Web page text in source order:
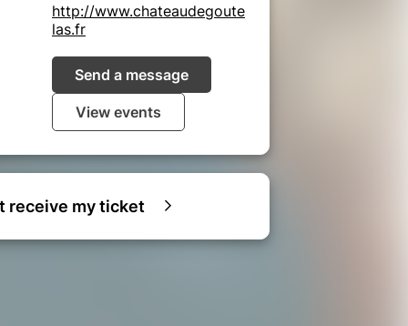
http://www.chateaudegoute
las.fr
Send a message
View events
receive my ticket